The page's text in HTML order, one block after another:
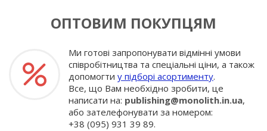
ОПТОВИМ ПОКУПЦЯМ
Ми готові запропонувати відмінні умови
співробітництва та спеціальні ціни, а також
допомогти у підборі асортименту.
Все, що Вам необхідно зробити, це
написати на: publishing@monolith.in.ua,
або зателефонувати за номером:
+38 (095) 931 39 89.